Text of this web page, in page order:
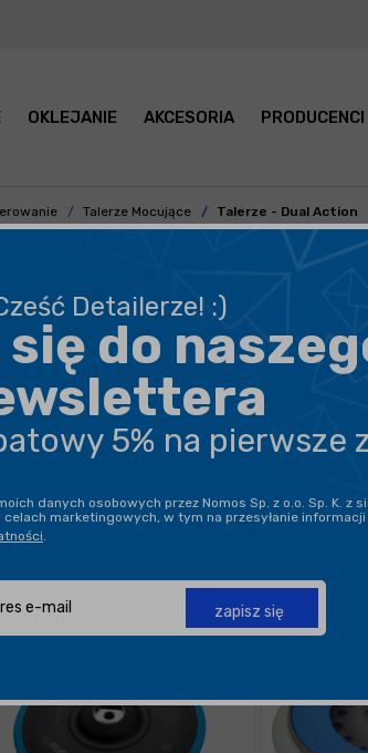
OKLEJANIE AKCESORIA PRODUCENCI
Talerze Mocujące Talerze - Dual Action
DUAL ACTION DO
POKAŻ TYLKO
ROZMIAR TALERZA
Detailerze! :)
do
5% na pierwsze
danych osobowych przez Nomos Sp. z o.o. Sp. K. z
marketingowych, w tym na przesyłanie
zapisz się